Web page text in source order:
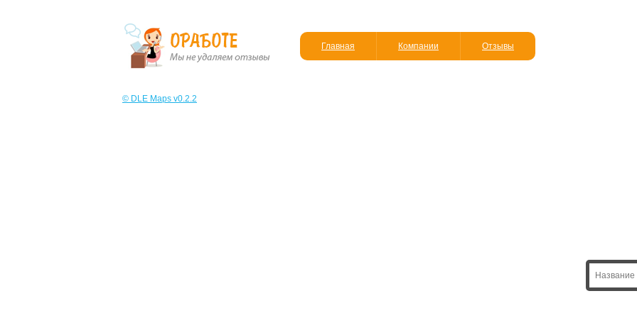
Главная Компании Отзывы
© DLE Maps v0.2.2